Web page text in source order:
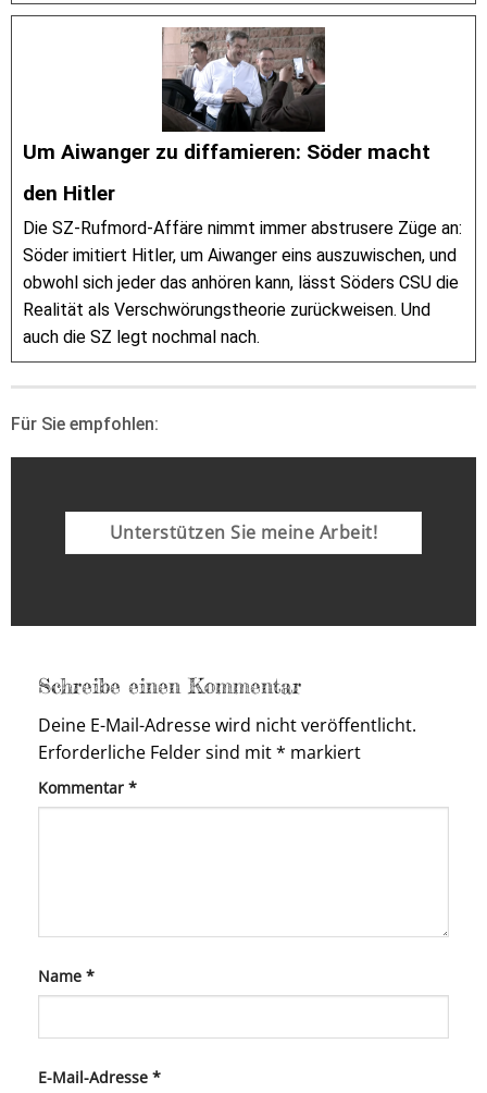
Um Aiwanger zu diffamieren: Söder macht
den Hitler
Die SZ-Rufmord-Affäre nimmt immer abstrusere Züge an:
Söder imitiert Hitler, um Aiwanger eins auszuwischen, und
obwohl sich jeder das anhören kann, lässt Söders CSU die
Realität als Verschwörungstheorie zurückweisen. Und
auch die SZ legt nochmal nach.
Für Sie empfohlen:
Unterstützen Sie meine Arbeit!
Schreibe einen Kommentar
Deine E-Mail-Adresse wird nicht veröffentlicht.
Erforderliche Felder sind mit* markiert
Kommentar *
Name *
E-Mail-Adresse *